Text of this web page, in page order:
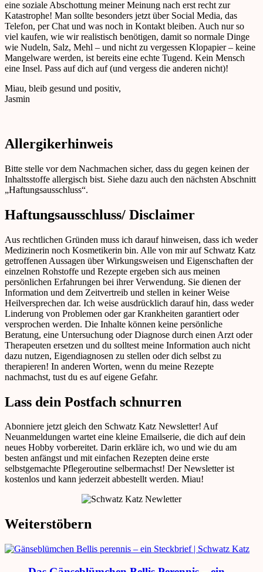
eine soziale Abschottung meiner Meinung nach erst recht zur
Katastrophe! Man sollte besonders jetzt über Social Media, das
Telefon, per Chat und was noch in Kontakt bleiben. Auch nur so
viel kaufen, wie wir realistisch benötigen, damit so normale Dinge
wie Nudeln, Salz, Mehl – und nicht zu vergessen Klopapier – keine
Mangelware werden, ist bereits eine echte Tugend. Kein Mensch
eine Insel. Pass auf dich auf (und vergess die anderen nicht)!
Miau, bleib gesund und positiv,
Jasmin
Allergikerhinweis
Bitte stelle vor dem Nachmachen sicher, dass du gegen keinen der
Inhaltsstoffe allergisch bist. Siehe dazu auch den nächsten Abschnitt
„Haftungsausschluss“.
Haftungsausschluss/ Disclaimer
Aus rechtlichen Gründen muss ich darauf hinweisen, dass ich weder
Medizinerin noch Kosmetikerin bin. Alle von mir auf Schwatz Katz
getroffenen Aussagen über Wirkungsweisen und Eigenschaften der
einzelnen Rohstoffe und Rezepte ergeben sich aus meinen
persönlichen Erfahrungen bei ihrer Verwendung. Sie dienen der
Information und dem Zeitvertreib und stellen in keiner Weise
Heilversprechen dar. Ich weise ausdrücklich darauf hin, dass weder
Linderung von Problemen oder gar Krankheiten garantiert oder
versprochen werden. Die Inhalte können keine persönliche
Beratung, eine Untersuchung oder Diagnose durch einen Arzt oder
Therapeuten ersetzen und du solltest meine Information auch nicht
dazu nutzen, Eigendiagnosen zu stellen oder dich selbst zu
therapieren! In anderen Worten, wenn du meine Rezepte
nachmachst, tust du es auf eigene Gefahr.
Lass dein Postfach schnurren
Abonniere jetzt gleich den Schwatz Katz Newsletter! Auf
Neuanmeldungen wartet eine kleine Emailserie, die dich auf dein
neues Hobby vorbereitet. Darin erkläre ich, wo und wie du am
besten anfängst und mit einfachen Rezepten deine erste
selbstgemachte Pflegeroutine selbermachst! Der Newsletter ist
kostenlos und kann jederzeit abbestellt werden. Miau!
Weiterstöbern